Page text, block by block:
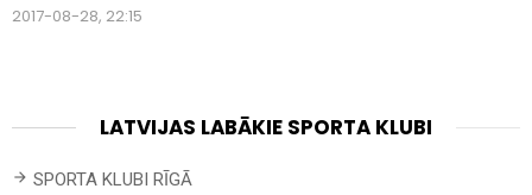
2017-08-28, 22:15
LATVIJAS LABĀKIE SPORTA KLUBI
SPORTA KLUBI RĪGĀ